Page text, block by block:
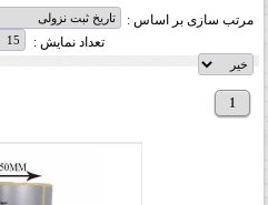
مرتب سازی بر اساس :
تعداد نمایش :
1